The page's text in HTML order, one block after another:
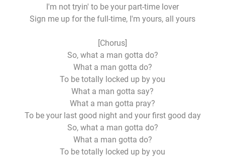
I'm not tryin' to be your part-time lover
Sign me up for the full-time, I'm yours, all yours
[Chorus]
So, what a man gotta do?
What a man gotta do?
To be totally locked up by you
What a man gotta say?
What a man gotta pray?
To be your last good night and your first good day
So, what a man gotta do?
What a man gotta do?
To be totally locked up by you